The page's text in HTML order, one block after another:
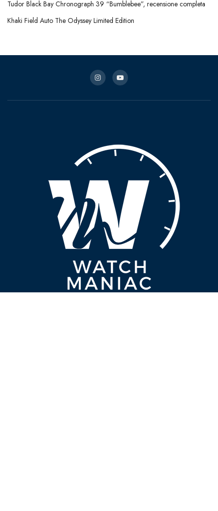
Tudor Black Bay Chronograph 39 “Bumblebee”, recensione completa
Khaki Field Auto The Odyssey Limited Edition